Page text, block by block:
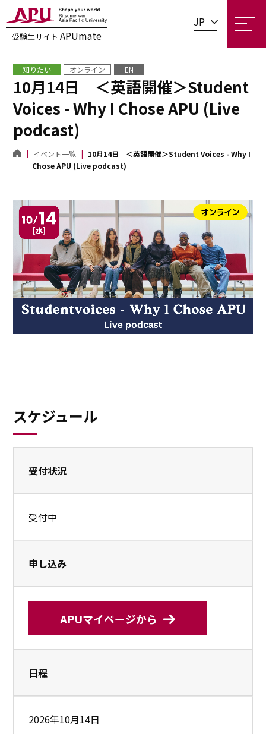
受験生サイト APUmate
JP
知りたい オンライン EN
10月14日 ＜英語開催＞Student
Voices - Why I Chose APU (Live
podcast)
イベント一覧
10月14日 ＜英語開催＞Student Voices - Why I
Chose APU (Live podcast)
スケジュール
受付状況
受付中
申し込み
APUマイページから
日程
2026年10月14日